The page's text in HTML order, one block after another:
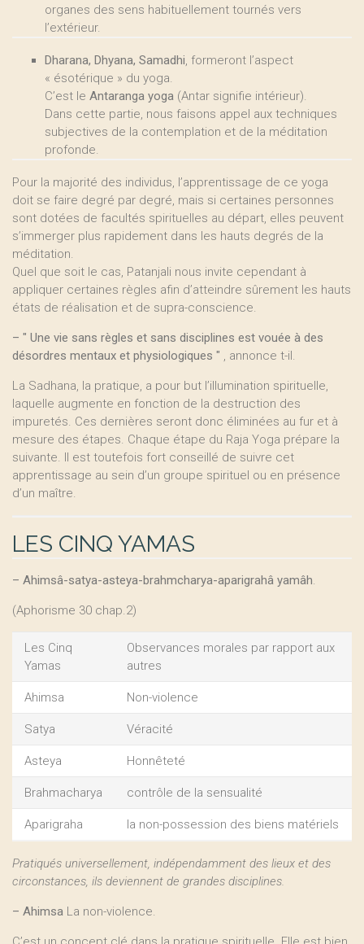
organes des sens habituellement tournés vers
l’extérieur.
Dharana, Dhyana, Samadhi, formeront l’aspect
« ésotérique » du yoga.
C’est le Antaranga yoga (Antar signifie intérieur).
Dans cette partie, nous faisons appel aux techniques
subjectives de la contemplation et de la méditation
profonde.
Pour la majorité des individus, l’apprentissage de ce yoga
doit se faire degré par degré, mais si certaines personnes
sont dotées de facultés spirituelles au départ, elles peuvent
s’immerger plus rapidement dans les hauts degrés de la
méditation.
Quel que soit le cas, Patanjali nous invite cependant à
appliquer certaines règles afin d’atteindre sûrement les hauts
états de réalisation et de supra-conscience.
– " Une vie sans règles et sans disciplines est vouée à des
désordres mentaux et physiologiques " , annonce t-il.
La Sadhana, la pratique, a pour but l’illumination spirituelle,
laquelle augmente en fonction de la destruction des
impuretés. Ces dernières seront donc éliminées au fur et à
mesure des étapes. Chaque étape du Raja Yoga prépare la
suivante. Il est toutefois fort conseillé de suivre cet
apprentissage au sein d’un groupe spirituel ou en présence
d’un maître.
LES CINQ YAMAS
– Ahimsâ-satya-asteya-brahmcharya-aparigrahâ yamâh.
(Aphorisme 30 chap.2)
Les Cinq
Yamas
Observances morales par rapport aux
autres
Ahimsa Non-violence
Satya Véracité
Asteya Honnêteté
Brahmacharya contrôle de la sensualité
Aparigraha la non-possession des biens matériels
Pratiqués universellement, indépendamment des lieux et des
circonstances, ils deviennent de grandes disciplines.
– Ahimsa La non-violence.